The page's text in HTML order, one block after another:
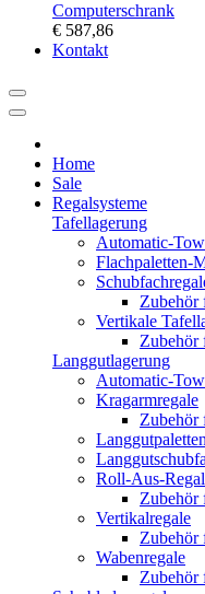
Computerschrank
€ 587,86
Kontakt
Home
Sale
Regalsysteme
Tafellagerung
Automatic-
Flachpaletten-
Zubehör
Vertikale
Zubehör
Langgutlagerung
Automatic-
Kragarmregale
Zubehör
Langgutpaletten
Roll-Aus-
Zubehör
Vertikalregale
Zubehör
Wabenregale
Zubehör